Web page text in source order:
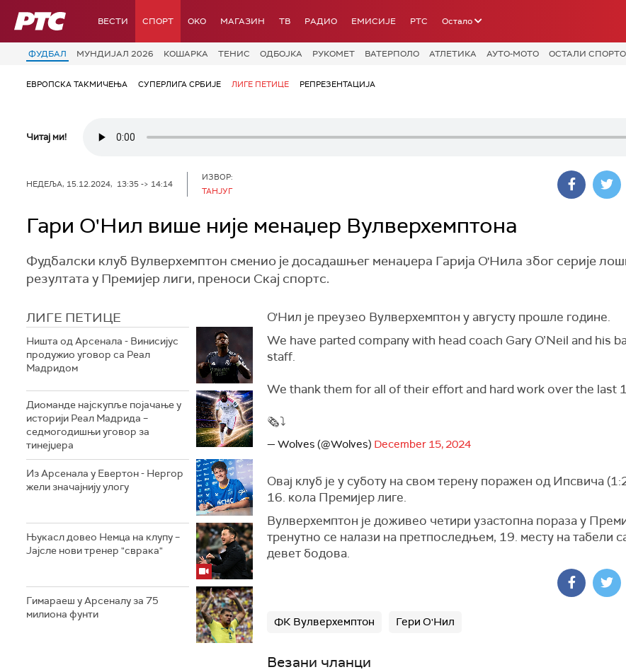
РТС ВЕСТИ СПОРТ OKO МАГАЗИН ТВ РАДИО ЕМИСИЈЕ РТС Остало
ФУДБАЛ МУНДИЈАЛ 2026 КОШАРКА ТЕНИС ОДБОЈКА РУКОМЕТ ВАТЕРПОЛО АТЛЕТИКА АУТО-МОТО ОСТАЛИ
ЕВРОПСКА ТАКМИЧЕЊА СУПЕРЛИГА СРБИЈЕ ЛИГЕ ПЕТИЦЕ РЕПРЕЗЕНТАЦИЈА
Читај ми!
НЕДЕЉА, 15.12.2024, 13:35 -> 14:14
ИЗВОР:
ТАНЈУГ
Гари О'Нил више није менаџер Вулверхемптона
Фудбалски клуб Вулверхемптон сменио је досадашњег менаџера Гарија О'Нила због серије
резултата у Премијер лиги, преноси Скај спортс.
ЛИГЕ ПЕТИЦЕ
Ништа од Арсенала - Винисијус
продужио уговор са Реал
Мадридом
Диоманде најскупље појачање у
историји Реал Мадрида –
седмогодишњи уговор за
тинејџера
Из Арсенала у Евертон - Нергор
жели значајнију улогу
Њукасл довео Немца на клупу –
Јајсле нови тренер "сврака"
Гимараеш у Арсеналу за 75
милиона фунти
О'Нил је преузео Вулверхемптон у августу прошле године.
We have parted company with head coach Gary O’Neil and his
staff.
We thank them for all of their effort and hard work over the last
🗞️⤵️
— Wolves (@Wolves) December 15, 2024
Овај клуб је у суботу на свом терену поражен од Ипсвича
16. кола Премијер лиге.
Вулверхемптон је доживео четири узастопна пораза у
тренутно се налази на претпоследњем, 19. месту на табели
девет бодова.
ФК Вулверхемптон Гери О'Нил
Везани чланци